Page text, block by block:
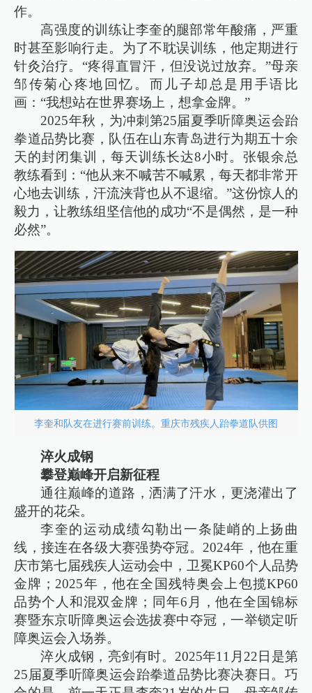
作。
高强度的训练让李奎的腿部常年酸痛，严重
时甚至影响行走。为了不耽误训练，他定期进行
针灸治疗。“疼得直冒汗，但没说过放弃。”母亲
邹传菊心疼地回忆。而儿子却总是用手语比
画：“我想站在世界赛场上，想拿金牌。”
2025年秋，为冲刺第25届夏季听障奥运会跆
拳道品势比赛，队伍在山东青岛进行为期五十余
天的封闭集训，每天训练长达8小时。张银余总
教练看到：“他从来不喊苦不喊累，每天都非常开
心地去训练，汗流浃背也从不退缩。”这份惊人的
毅力，让教练组坚信他的成功“不是偶然，是一种
必然”。
李奎和队友在进行赛前训练。重庆市残疾人跆拳道队供图
淬火成钢
攀登巅峰开启新征程
通往巅峰的道路，洒满了汗水，更浇灌出了
盛开的花朵。
李奎的运动成绩勾勒出一条陡峭的上扬曲
线，接连在各级大赛强势夺冠。2024年，他在重
庆市第七届残疾人运动会中，卫冕KP60个人品势
金牌；2025年，他在全国残特奥会上包揽KP60
品势个人和混双金牌；同年6月，他在全国锦标
赛暨东京听障奥运会选拔赛中夺冠，一举锁定听
障奥运会入场券。
淬火成钢，亮剑有时。2025年11月22日是第
25届夏季听障奥运会跆拳道品势比赛决赛日。巧